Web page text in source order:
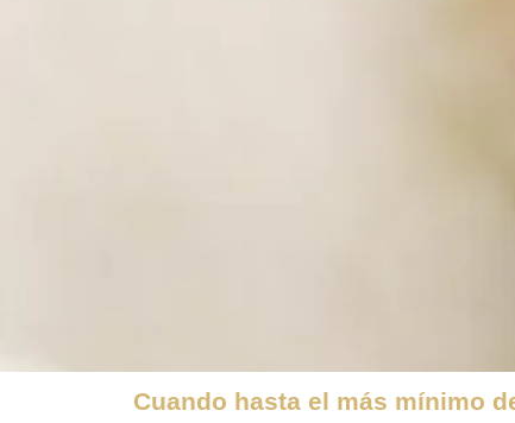
Cuando hasta el más mínimo